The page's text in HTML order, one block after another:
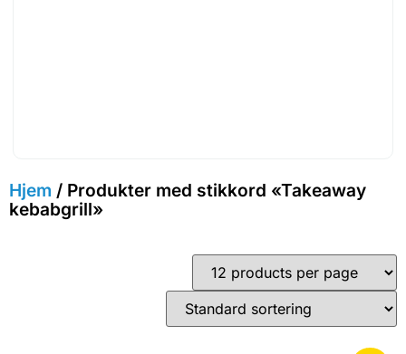
Hjem / Produkter med stikkord «Takeaway
kebabgrill»